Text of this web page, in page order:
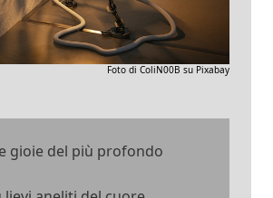
Foto di ColiN00B su Pixabay
gioie del più profondo